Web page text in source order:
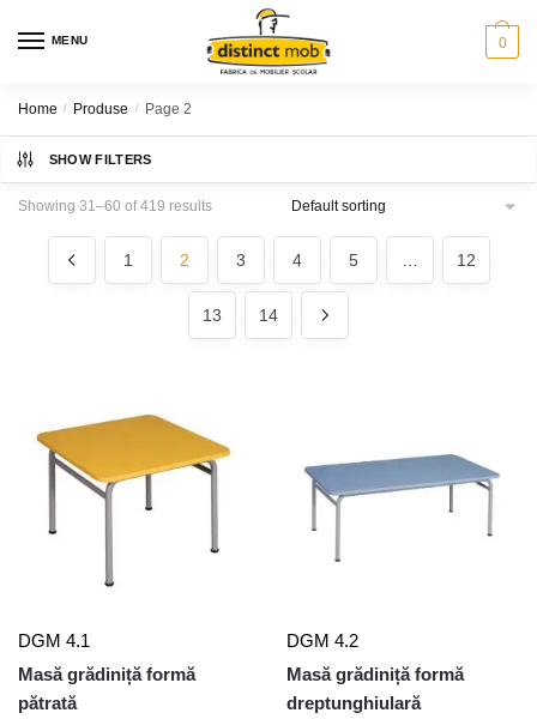
MENU 0
Home / Produse / Page 2
SHOW FILTERS
Showing 31–60 of 419 results
1 2 3 4 5 12
13 14
DGM 4.1
Masă grădiniță formă
pătrată
DGM 4.2
Masă grădiniță formă
dreptunghiulară